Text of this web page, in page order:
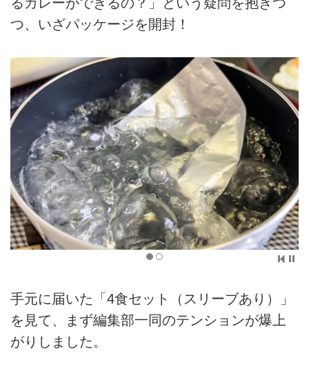
つ、いざパッケージを開封！
手元に届いた「4食セット（スリーブあり）」
を見て、まず編集部一同のテンションが爆上
がりしました。